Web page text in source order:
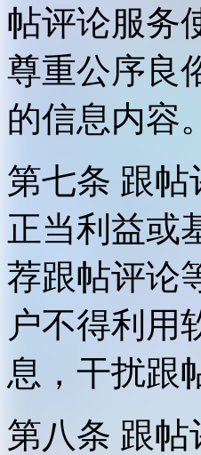
帖评论服务
尊重公序良
的信息内容。
第七条 跟
正当利益或
荐跟帖评论
户不得利用
息，干扰跟
第八条 跟